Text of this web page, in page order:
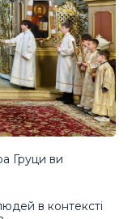
Груци ви
в контексті